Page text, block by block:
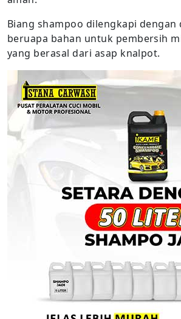
Biang shampoo dilengkapi dengan
beruapa bahan untuk pembersih
yang berasal dari asap knalpot.